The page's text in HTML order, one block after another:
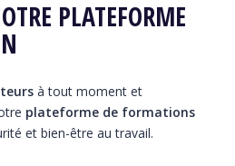
PLATEFORME
à tout moment et
plateforme de formations
et bien-être au travail.